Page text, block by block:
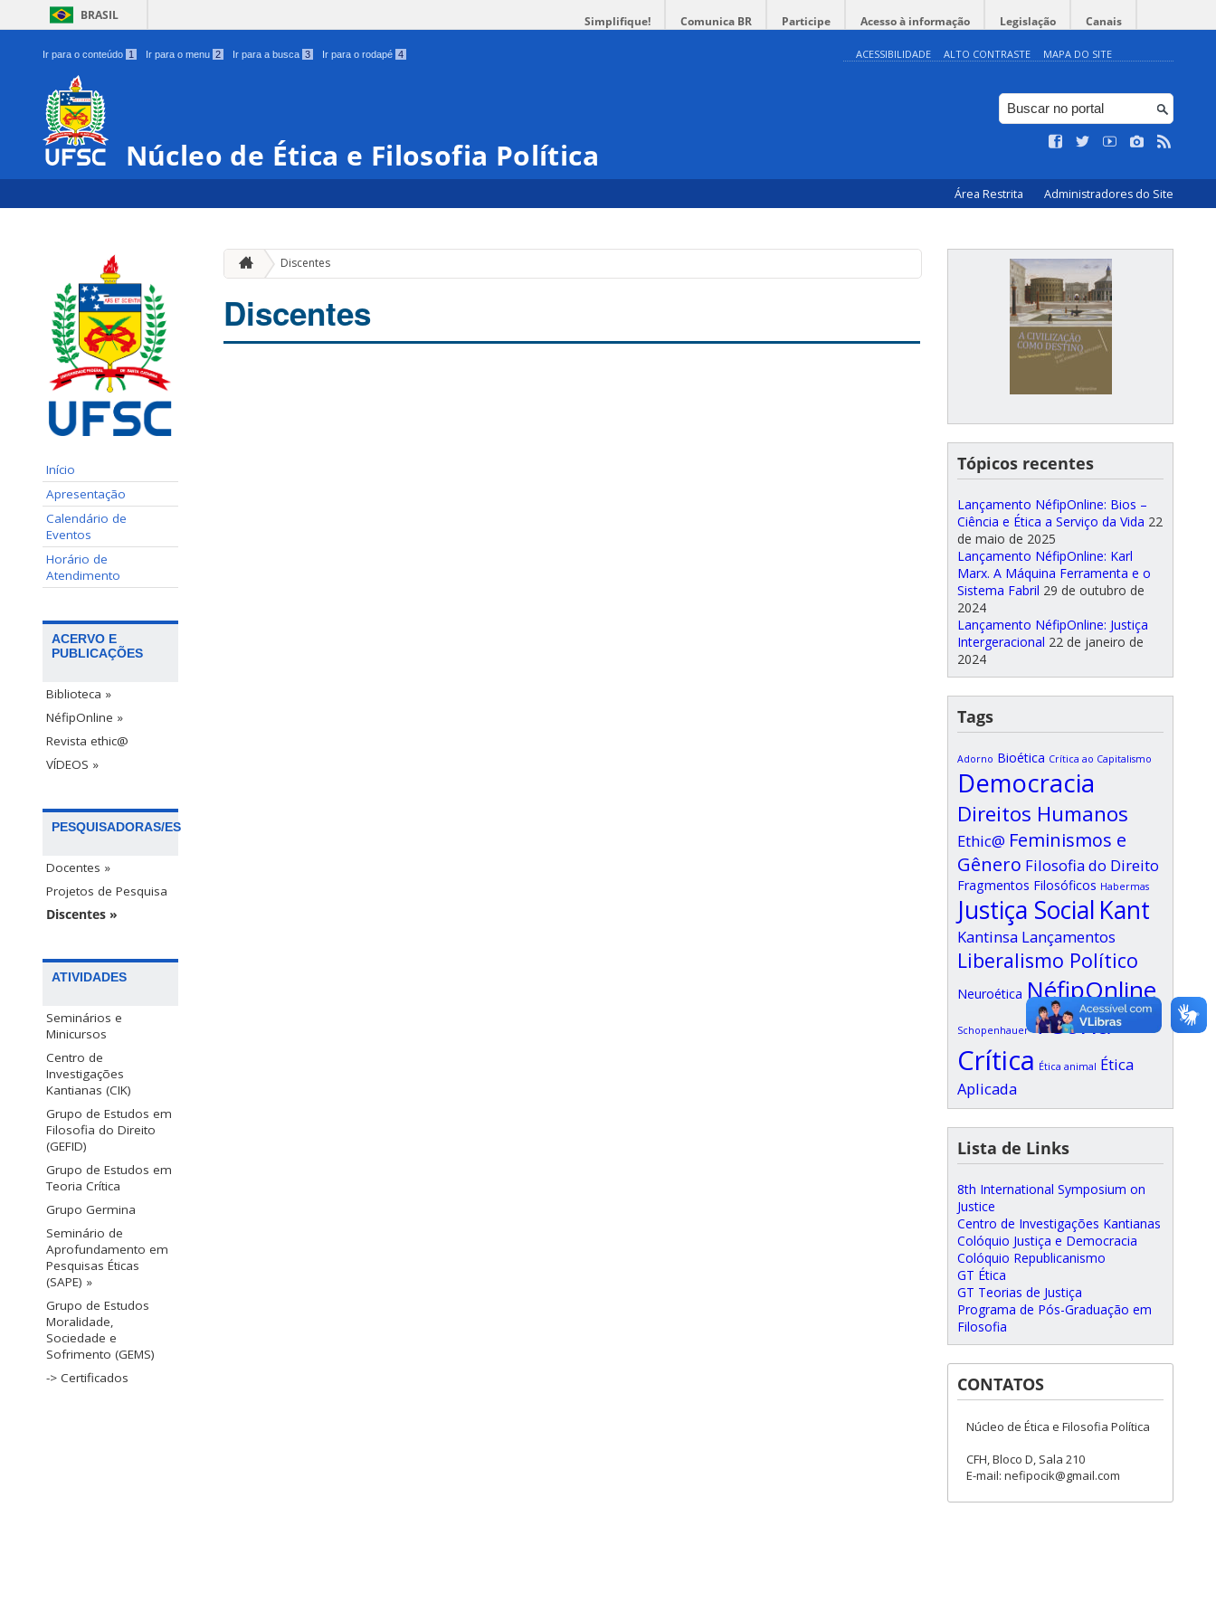
BRASIL Simplifique! Comunica BR Participe Acesso à informação Legislação Canais
Ir para o conteúdo 1 Ir para o menu 2 Ir para a busca 3 Ir para o rodapé 4 ACESSIBILIDADE ALTO CONTRASTE MAPA DO SITE
Núcleo de Ética e Filosofia Política
Área Restrita Administradores do Site
Início
Apresentação
Calendário de
Eventos
Horário de
Atendimento
ACERVO E
PUBLICAÇÕES
Biblioteca »
NéfipOnline »
Revista ethic@
VÍDEOS »
PESQUISADORAS/ES
Docentes »
Projetos de Pesquisa
Discentes »
ATIVIDADES
Seminários e
Minicursos
Centro de
Investigações
Kantianas (CIK)
Grupo de Estudos em
Filosofia do Direito
(GEFID)
Grupo de Estudos em
Teoria Crítica
Grupo Germina
Seminário de
Aprofundamento em
Pesquisas Éticas
(SAPE) »
Grupo de Estudos
Moralidade,
Sociedade e
Sofrimento (GEMS)
-> Certificados
Discentes
Discentes
Tópicos recentes
Lançamento NéfipOnline: Bios –
Ciência e Ética a Serviço da Vida 22
de maio de 2025
Lançamento NéfipOnline: Karl
Marx. A Máquina Ferramenta e o
Sistema Fabril 29 de outubro de
2024
Lançamento NéfipOnline: Justiça
Intergeracional 22 de janeiro de
2024
Tags
Adorno Bioética Crítica ao Capitalismo
Democracia
Direitos Humanos
Ethic@ Feminismos e
Gênero Filosofia do Direito
Fragmentos Filosóficos Habermas
Justiça Social Kant
Kantinsa Lançamentos
Liberalismo Político
Neuroética NéfipOnline
Schopenhauer Teoria
Crítica Ética animal Ética
Aplicada
Lista de Links
8th International Symposium on
Justice
Centro de Investigações Kantianas
Colóquio Justiça e Democracia
Colóquio Republicanismo
GT Ética
GT Teorias de Justiça
Programa de Pós-Graduação em
Filosofia
CONTATOS
Núcleo de Ética e Filosofia Política
CFH, Bloco D, Sala 210
E-mail: nefipocik@gmail.com